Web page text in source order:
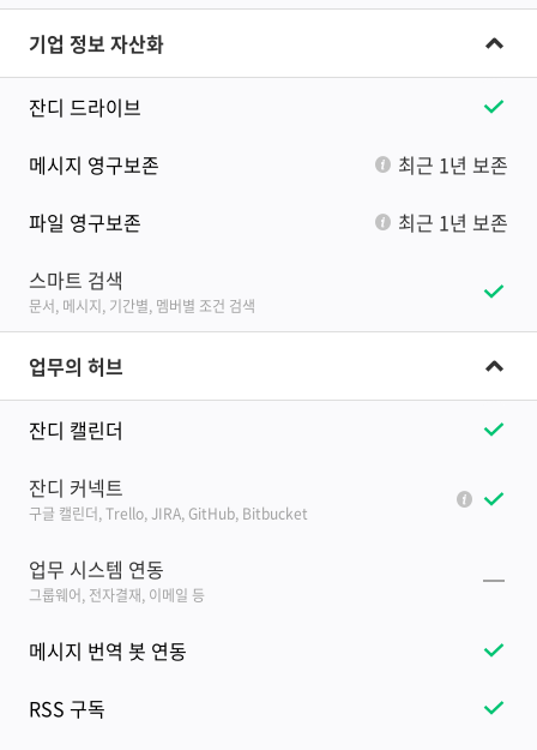
기업 정보 자산화
잔디 드라이브
메시지 영구보존
최근 1년 보존
파일 영구보존
최근 1년 보존
스마트 검색
문서, 메시지, 기간별, 멤버별 조건 검색
업무의 허브
잔디 캘린더
잔디 커넥트
구글 캘린더, Trello, JIRA, GitHub, Bitbucket
업무 시스템 연동
그룹웨어, 전자결재, 이메일 등
메시지 번역 봇 연동
RSS 구독